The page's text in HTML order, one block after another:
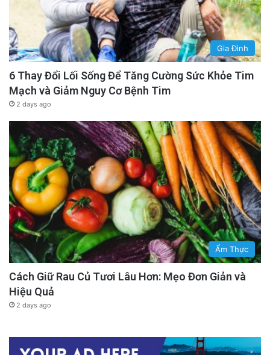
Gia Đình
6 Thay Đổi Lối Sống Để Tăng Cường Sức Khỏe Tim
Mạch và Giảm Nguy Cơ Bệnh Tim
2 days ago
Ẩm Thực
Cách Giữ Rau Củ Tươi Lâu Hơn: Mẹo Đơn Giản và
Hiệu Quả
2 days ago